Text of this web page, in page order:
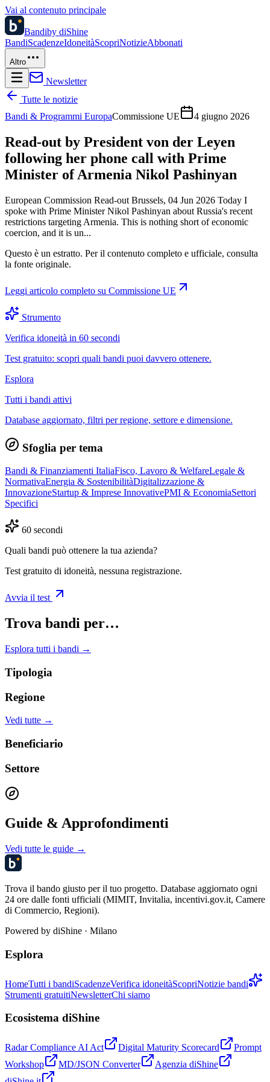
Vai al contenuto principale
Bandiby diShine
BandiScadenzeIdoneitàScopriNotizieAbbonati
Altro
Newsletter
Tutte le notizie
Bandi & Programmi EuropaCommissione UE 4 giugno 2026
Read-out by President von der Leyen
following her phone call with Prime
Minister of Armenia Nikol Pashinyan
European Commission Read-out Brussels, 04 Jun 2026 Today I
spoke with Prime Minister Nikol Pashinyan about Russia's recent
restrictions targeting Armenia. This is nothing short of economic
coercion, and it is un...
Questo è un estratto. Per il contenuto completo e ufficiale, consulta
la fonte originale.
Leggi articolo completo su Commissione UE
Strumento
Verifica idoneità in 60 secondi
Test gratuito: scopri quali bandi puoi davvero ottenere.
Esplora
Tutti i bandi attivi
Database aggiornato, filtri per regione, settore e dimensione.
Sfoglia per tema
Bandi & Finanziamenti ItaliaFisco, Lavoro & WelfareLegale &
NormativaEnergia & SostenibilitàDigitalizzazione &
InnovazioneStartup & Imprese InnovativePMI & EconomiaSettori
Specifici
60 secondi
Quali bandi può ottenere la tua azienda?
Test gratuito di idoneità, nessuna registrazione.
Avvia il test
Trova bandi per…
Esplora tutti i bandi →
Tipologia
Regione
Vedi tutte →
Beneficiario
Settore
Guide & Approfondimenti
Vedi tutte le guide →
Trova il bando giusto per il tuo progetto. Database aggiornato ogni
24 ore dalle fonti ufficiali (MIMIT, Invitalia, incentivi.gov.it, Camere
di Commercio, Regioni).
Powered by diShine · Milano
Esplora
HomeTutti i bandiScadenzeVerifica idoneitàScopriNotizie bandi
Strumenti gratuitiNewsletterChi siamo
Ecosistema diShine
Radar Compliance AI Act Digital Maturity Scorecard
Prompt
Workshop
MD/JSON Converter
Agenzia diShine